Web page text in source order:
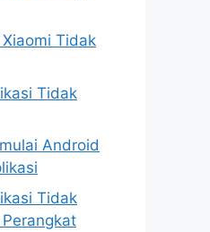
Tidak
Tidak
Android
Tidak